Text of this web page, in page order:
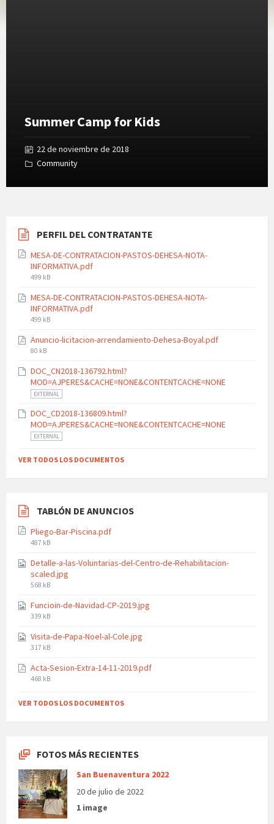
Summer Camp for Kids
22 de noviembre de 2018
Community
PERFIL DEL CONTRATANTE
MESA-DE-CONTRATACION-PASTOS-DEHESA-NOTA-
INFORMATIVA.pdf
File
499 kB
MESA-DE-CONTRATACION-PASTOS-DEHESA-NOTA-
INFORMATIVA.pdf
File
499 kB
Anuncio-licitacion-arrendamiento-Dehesa-Boyal.pdf
File
80 kB
DOC_CN2018-136792.html?
MOD=AJPERES&CACHE=NONE&CONTENTCACHE=NONE
EXTERNAL
DOC_CD2018-136809.html?
MOD=AJPERES&CACHE=NONE&CONTENTCACHE=NONE
EXTERNAL
VER TODOS LOS DOCUMENTOS
TABLÓN DE ANUNCIOS
Pliego-Bar-Piscina.pdf
File
487 kB
Detalle-a-las-Voluntarias-del-Centro-de-Rehabilitacion-
scaled.jpg
File
568 kB
Funcioin-de-Navidad-CP-2019.jpg
File
339 kB
Visita-de-Papa-Noel-al-Cole.jpg
File
317 kB
Acta-Sesion-Extra-14-11-2019.pdf
File
468 kB
VER TODOS LOS DOCUMENTOS
FOTOS MÁS RECIENTES
San Buenaventura 2022
20 de julio de 2022
1 image